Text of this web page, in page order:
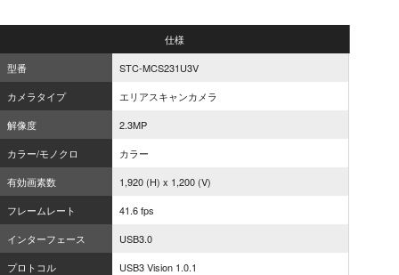
仕様
型番
STC-MCS231U3V
カメラタイプ
エリアスキャンカメラ
解像度
2.3MP
カラー/モノクロ
カラー
有効画素数
1,920 (H) x 1,200 (V)
フレームレート
41.6 fps
インターフェース
USB3.0
プロトコル
USB3 Vision 1.0.1